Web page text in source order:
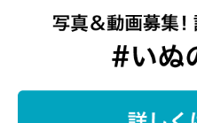
あるある8：顔をなめてくる